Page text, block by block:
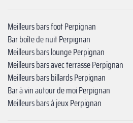
Meilleurs bars foot Perpignan
Bar boîte de nuit Perpignan
Meilleurs bars lounge Perpignan
Meilleurs bars avec terrasse Perpignan
Meilleurs bars billards Perpignan
Bar à vin autour de moi Perpignan
Meilleurs bars à jeux Perpignan